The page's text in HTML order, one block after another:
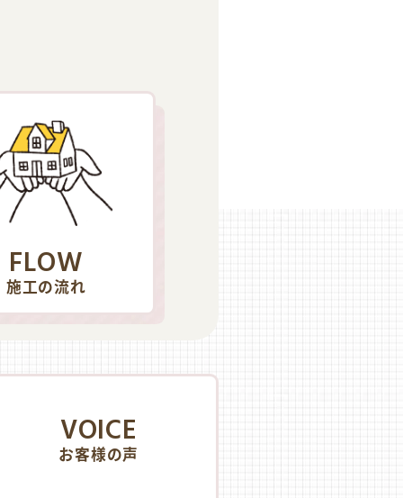
FLOW
施工の流れ
VOICE
お客様の声